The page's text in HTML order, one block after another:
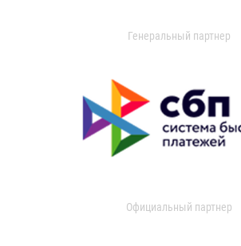
Генеральный партнер
Официальный партнер